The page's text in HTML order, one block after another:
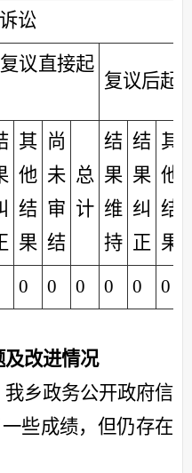
讼
议直接起
复议后起
其
他
结
果
尚
未
审
结
总
计
结
果
维
持
结
果
纠
正
其
他
结
果
0 0 0 0 0 0
改进情况
我乡政务公开政府信
些成绩，但仍存在